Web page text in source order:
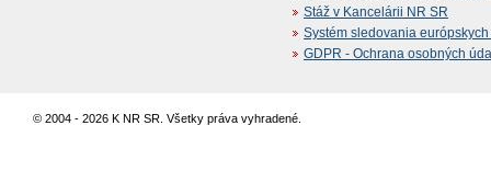
Stáž v Kancelárii NR SR
Systém sledovania
GDPR - Ochrana osobných
© 2004 - 2026 K NR SR. Všetky práva vyhradené.